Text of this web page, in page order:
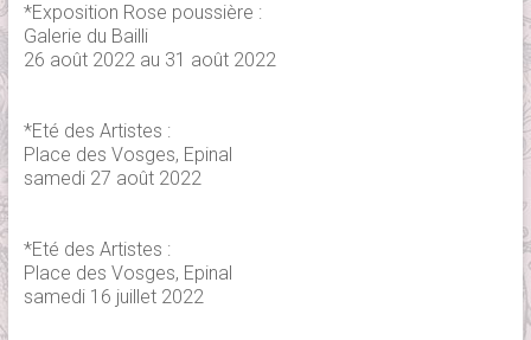
*Exposition Rose poussière :
Galerie du Bailli
26 août 2022 au 31 août 2022
*Eté des Artistes :
Place des Vosges, Epinal
samedi 27 août 2022
*Eté des Artistes :
Place des Vosges, Epinal
samedi 16 juillet 2022